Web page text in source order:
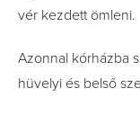
vér kezdett ömleni.
Azonnal kórházba
hüvelyi és belső